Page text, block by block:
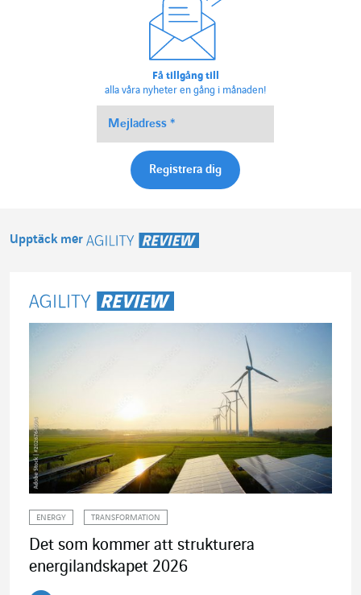
Få tillgång till
alla våra nyheter en gång i månaden!
Upptäck mer
ENERGY TRANSFORMATION
Det som kommer att strukturera
energilandskapet 2026